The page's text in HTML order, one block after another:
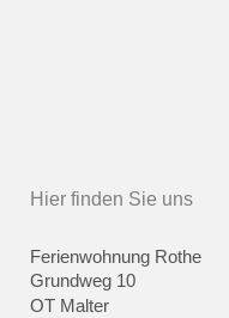
Hier finden Sie uns
Ferienwohnung Rothe
Grundweg 10
OT Malter